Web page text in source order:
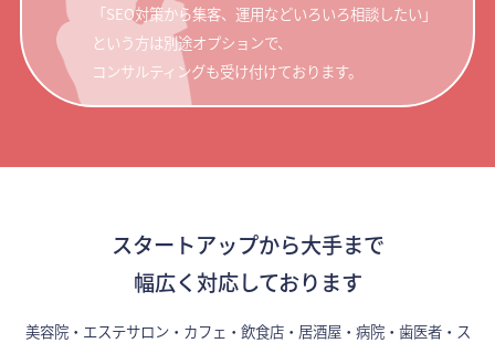
「SEO対策から集客、運用などいろいろ相談したい」
という方は別途オプションで、
コンサルティングも受け付けております。
スタートアップから大手まで
幅広く対応しております
美容院・エステサロン・カフェ・飲食店・居酒屋・病院・歯医者・ス